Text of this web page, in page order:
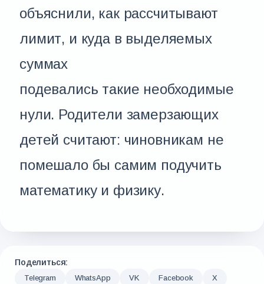
объяснили, как рассчитывают
лимит, и куда в выделяемых
суммах
подевались такие необходимые
нули. Родители замерзающих
детей считают: чиновникам не
помешало бы самим подучить
математику и физику.
Поделиться:
Telegram WhatsApp VK Facebook X